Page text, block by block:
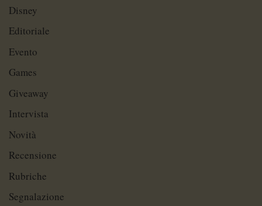
Disney
Editoriale
Evento
Games
Giveaway
Intervista
Novità
Recensione
Rubriche
Segnalazione